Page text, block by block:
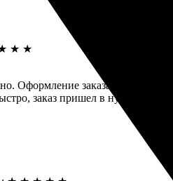
★ ★
Оформление заказа без
заказ пришел в нужный